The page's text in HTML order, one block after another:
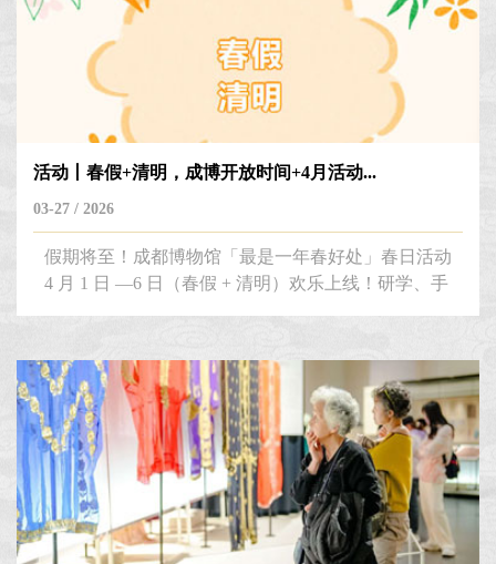
长久以来支持我们的观众，也请大家继续关...
活动丨春假+清明，成博开放时间+4月活动...
03-27 / 2026
假期将至！成都博物馆「最是一年春好处」春日活动
4 月 1 日 —6 日（春假 + 清明）欢乐上线！研学、手